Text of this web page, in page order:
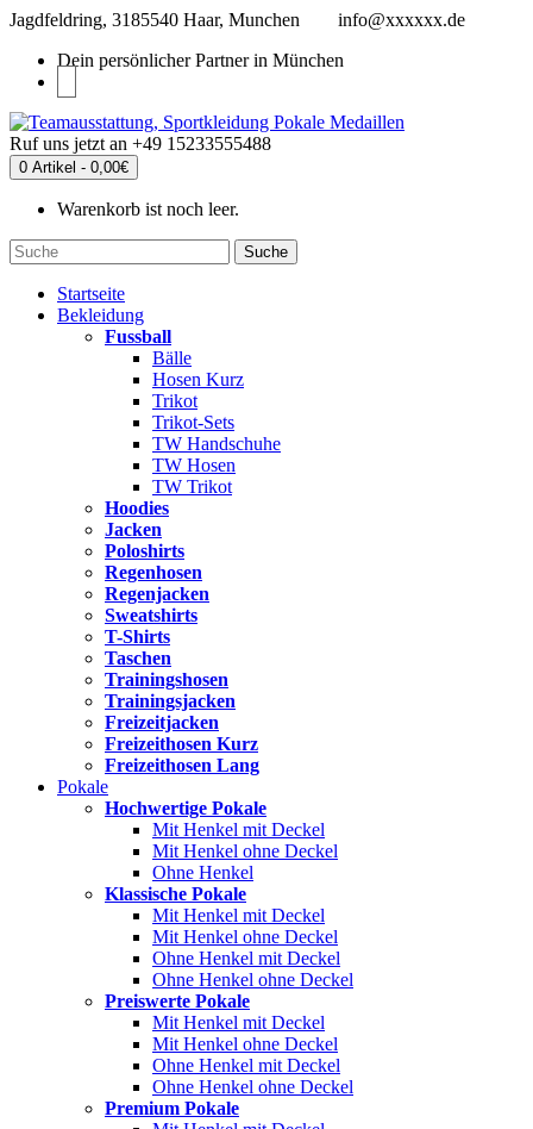
Jagdfeldring, 3185540 Haar, Munchen info@xxxxxx.de
Dein persönlicher Partner in München
Ruf uns jetzt an +49 15233555488
0 Artikel - 0,00€
Warenkorb ist noch leer.
Suche
Startseite
Bekleidung
Fussball
Bälle
Hosen Kurz
Trikot
Trikot-Sets
TW Handschuhe
TW Hosen
TW Trikot
Hoodies
Jacken
Poloshirts
Regenhosen
Regenjacken
Sweatshirts
T-Shirts
Taschen
Trainingshosen
Trainingsjacken
Freizeitjacken
Freizeithosen Kurz
Freizeithosen Lang
Pokale
Hochwertige Pokale
Mit Henkel mit Deckel
Mit Henkel ohne Deckel
Ohne Henkel
Klassische Pokale
Mit Henkel mit Deckel
Mit Henkel ohne Deckel
Ohne Henkel mit Deckel
Ohne Henkel ohne Deckel
Preiswerte Pokale
Mit Henkel mit Deckel
Mit Henkel ohne Deckel
Ohne Henkel mit Deckel
Ohne Henkel ohne Deckel
Premium Pokale